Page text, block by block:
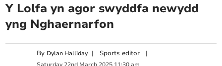
Y Lolfa yn agor swyddfa newydd
yng Nghaernarfon
By Dylan Halliday | Sports editor |